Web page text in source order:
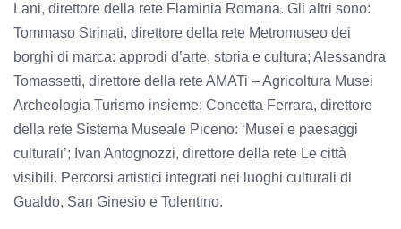
Lani, direttore della rete Flaminia Romana. Gli altri sono:
Tommaso Strinati, direttore della rete Metromuseo dei
borghi di marca: approdi d’arte, storia e cultura; Alessandra
Tomassetti, direttore della rete AMATi – Agricoltura Musei
Archeologia Turismo insieme; Concetta Ferrara, direttore
della rete Sistema Museale Piceno: ‘Musei e paesaggi
culturali’; Ivan Antognozzi, direttore della rete Le città
visibili. Percorsi artistici integrati nei luoghi culturali di
Gualdo, San Ginesio e Tolentino.